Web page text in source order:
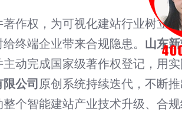
作权，为可视化建站行业树立合
终端企业带来合规隐患。 山东
动完成国家级著作权登记，用
公司 原创系统持续迭代，不断
个智能建站产业技术升级、合规